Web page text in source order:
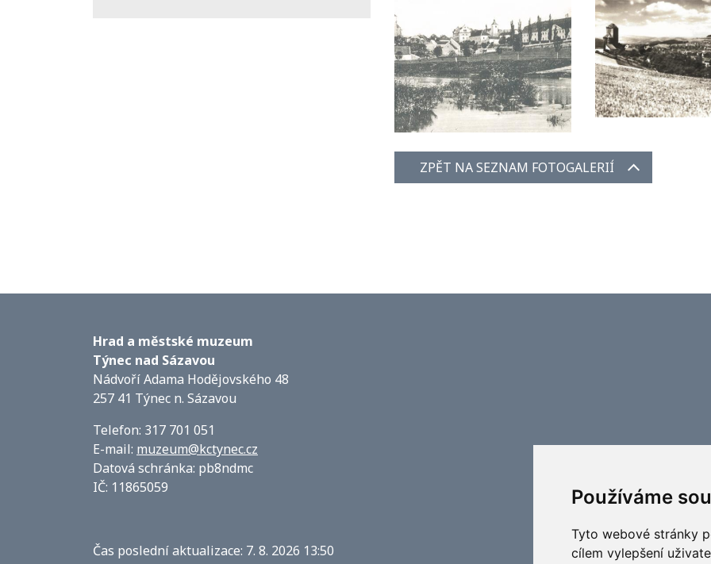
Používáme
Tyto webové stránky
cílem vylepšení
ZPĚT NA SEZNAM FOTOGALERIÍ
Hrad a městské muzeum
Týnec nad Sázavou
Nádvoří Adama Hodějovského 48
257 41 Týnec n. Sázavou
Telefon: 317 701 051
E-mail: muzeum@kctynec.cz
Datová schránka: pb8ndmc
IČ: 11865059
Čas poslední aktualizace: 7. 8. 2026 13:50